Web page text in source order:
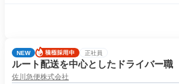
NEW 正社員
ルート配送を中心としたドライバー職
佐川急便株式会社